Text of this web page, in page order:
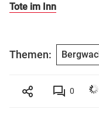
Tote im Inn
Themen:
0